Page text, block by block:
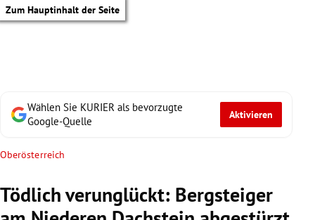
Zum Hauptinhalt der Seite
Wählen Sie KURIER als bevorzugte
Google-Quelle
Aktivieren
Oberösterreich
Tödlich verunglückt: Bergsteiger